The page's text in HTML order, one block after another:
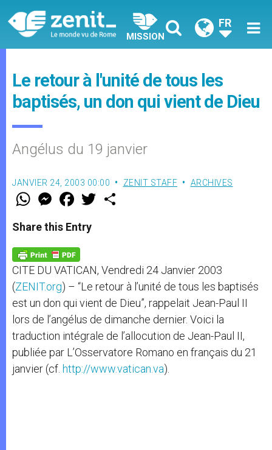
MISSION
FR
Le retour à l'unité de tous les
baptisés, un don qui vient de Dieu
Angélus du 19 janvier
JANVIER 24, 2003 00:00 ZENIT STAFF ARCHIVES
W
t
s
p
p
M
e
s
e
g
e
r
F
a
e
b
o
k
w
Share this Entry
CITE DU VATICAN, Vendredi 24 Janvier 2003
(ZENIT.org) – “Le retour à l’unité de tous les baptisés
est un don qui vient de Dieu”, rappelait Jean-Paul II
lors de l’angélus de dimanche dernier. Voici la
traduction intégrale de l’allocution de Jean-Paul II,
publiée par L’Osservatore Romano en français du 21
janvier (cf. http://www.vatican.va).